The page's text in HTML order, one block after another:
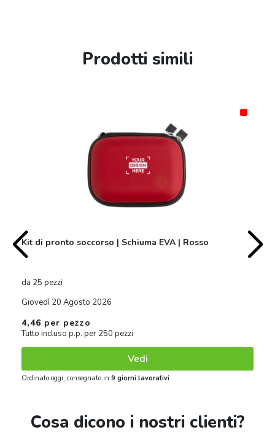
Prodotti simili
Kit di pronto soccorso | Schiuma EVA | Rosso
da 25 pezzi
Giovedì 20 Agosto 2026
4,46 per pezzo
Tutto incluso p.p. per 250 pezzi
Vedi
Ordinato oggi, consegnato in 9 giorni lavorativi
Cosa dicono i nostri clienti?